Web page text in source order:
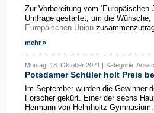
Zur Vorbereitung vom
Umfrage gestartet, um die
Europäischen Union
mehr »
Montag, 18. Oktober 2021 | Kategorie:
Potsdamer Schüler holt Preis
Im September wurden die Gewinner
Forscher gekürt. Einer der sechs
Hermann-von-Helmholtz-